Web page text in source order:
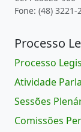
Fone: (48) 3221-
Processo
Processo
Atividade
Sessões
Comissões